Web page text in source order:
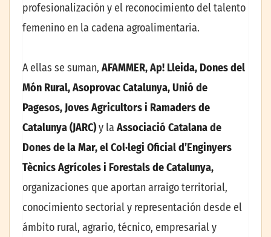
profesionalización y el reconocimiento del talento
femenino en la cadena agroalimentaria.
A ellas se suman, AFAMMER, Ap! Lleida, Dones del
Món Rural, Asoprovac Catalunya, Unió de
Pagesos, Joves Agricultors i Ramaders de
Catalunya (JARC)y la Associació Catalana de
Dones de la Mar, el Col·legi Oficial d’Enginyers
Tècnics Agrícoles i Forestals de Catalunya,
organizaciones que aportan arraigo territorial,
conocimiento sectorial y representación desde el
ámbito rural, agrario, técnico, empresarial y